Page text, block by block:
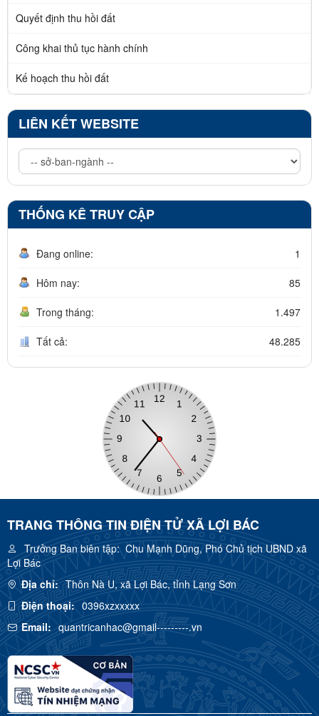
Quyết định thu hồi đất
Công khai thủ tục hành chính
Kế hoạch thu hồi đất
LIÊN KẾT WEBSITE
THỐNG KÊ TRUY CẬP
Đang online: 1
Hôm nay: 85
Trong tháng: 1.497
Tất cả: 48.285
TRANG THÔNG TIN ĐIỆN TỬ XÃ LỢI BÁC
Trưởng Ban biên tập:Chu Mạnh Dũng, Phó Chủ tịch UBND xã
Lợi Bác
Địa chỉ: Thôn Nà U, xã Lợi Bác, tỉnh Lạng Sơn
Điện thoại: 0396xzxxxxx
Email: quantricanhac@gmail---------.vn